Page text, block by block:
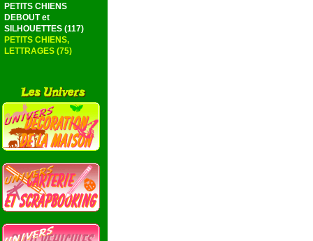
PETITS CHIENS
DEBOUT et
SILHOUETTES (117)
PETITS CHIENS,
LETTRAGES (75)